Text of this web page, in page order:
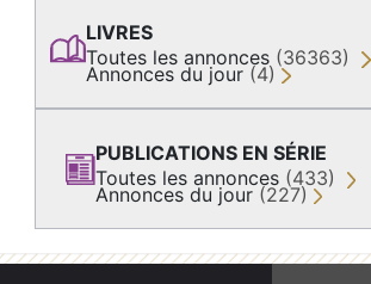
LIVRES
Toutes les annonces (36363)
Annonces du jour (4)
PUBLICATIONS EN SÉRIE
Toutes les annonces (433)
Annonces du jour (227)